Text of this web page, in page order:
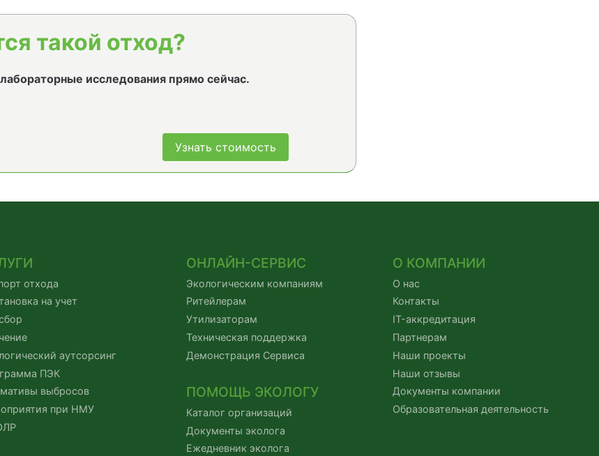
такой отход?
исследования прямо сейчас.
Узнать стоимость
отхода
на учет
аутсорсинг
ПЭК
выбросов
при НМУ
ОНЛАЙН-СЕРВИС
Экологическим компаниям
Ритейлерам
Утилизаторам
Техническая поддержка
Демонстрация Сервиса
ПОМОЩЬ ЭКОЛОГУ
Каталог организаций
Документы эколога
Ежедневник эколога
О КОМПАНИИ
О нас
Контакты
IT-аккредитация
Партнерам
Наши проекты
Наши отзывы
Документы компании
Образовательная деятельность